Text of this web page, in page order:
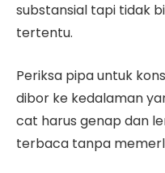
substansial tapi tidak
tertentu.
Periksa pipa untuk
dibor ke kedalaman
cat harus genap dan
terbaca tanpa